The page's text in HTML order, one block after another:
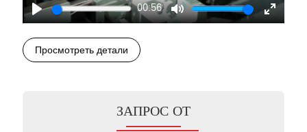
Play
00:56
Mute
Enter
Просмотреть детали
ЗАПРОС ОТ